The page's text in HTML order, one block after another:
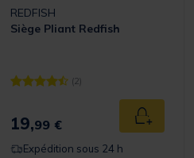
REDFISH
Siège Pliant Redfish
[object Object] out of 5 Customer
(2)
19,99 € Ajouter
Expédition sous 24 h